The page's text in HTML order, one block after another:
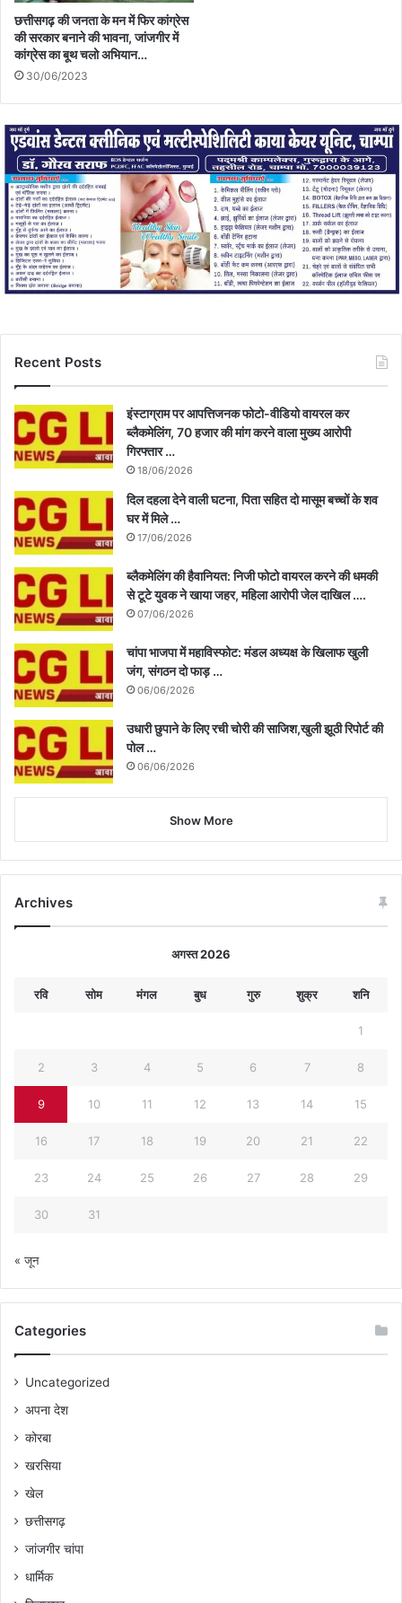
छत्तीसगढ़ की जनता के मन में फिर कांग्रेस
की सरकार बनाने की भावना, जांजगीर में
कांग्रेस का बूथ चलो अभियान…
30/06/2023
Recent Posts
इंस्टाग्राम पर आपत्तिजनक फोटो-वीडियो वायरल कर
ब्लैकमेलिंग, 70 हजार की मांग करने वाला मुख्य आरोपी
गिरफ्तार …
18/06/2026
दिल दहला देने वाली घटना, पिता सहित दो मासूम बच्चों के शव
घर में मिले …
17/06/2026
ब्लैकमेलिंग की हैवानियत: निजी फोटो वायरल करने की धमकी
से टूटे युवक ने खाया जहर, महिला आरोपी जेल दाखिल ….
07/06/2026
चांपा भाजपा में महाविस्फोट: मंडल अध्यक्ष के खिलाफ खुली
जंग, संगठन दो फाड़ …
06/06/2026
उधारी छुपाने के लिए रची चोरी की साजिश,खुली झूठी रिपोर्ट की
पोल …
06/06/2026
Show More
Archives
अगस्त 2026
रवि सोम मंगल बुध गुरु शुक्र शनि
1
2 3 4 5 6 7 8
9 10 11 12 13 14 15
16 17 18 19 20 21 22
23 24 25 26 27 28 29
30 31
« जून
Categories
Uncategorized
अपना देश
कोरबा
खरसिया
खेल
छत्तीसगढ़
जांजगीर चांपा
धार्मिक